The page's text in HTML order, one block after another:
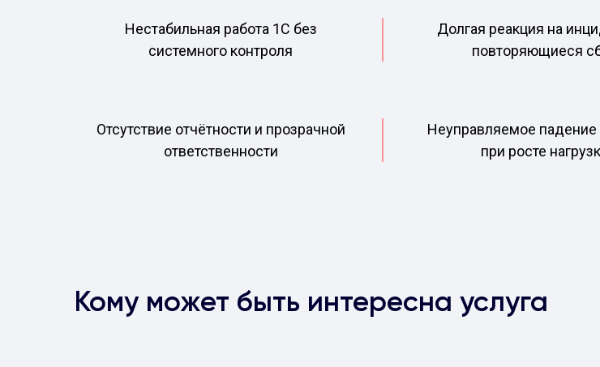
Нестабильная работа 1С без
системного контроля
Долгая реакция на
повторяющиеся
Отсутствие отчётности и прозрачной
ответственности
Неуправляемое падение
при росте
Кому может быть интересна услуга